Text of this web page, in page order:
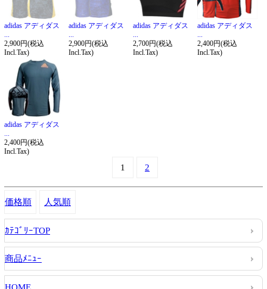
adidas アディダス
...
2,900円(税込
Incl.Tax)
adidas アディダス
...
2,900円(税込
Incl.Tax)
adidas アディダス
...
2,700円(税込
Incl.Tax)
adidas アディダス
...
2,400円(税込
Incl.Tax)
adidas アディダス
...
2,400円(税込
Incl.Tax)
1 2
価格順 人気順
ｶﾃｺﾞﾘｰTOP
商品ﾒﾆｭｰ
HOME